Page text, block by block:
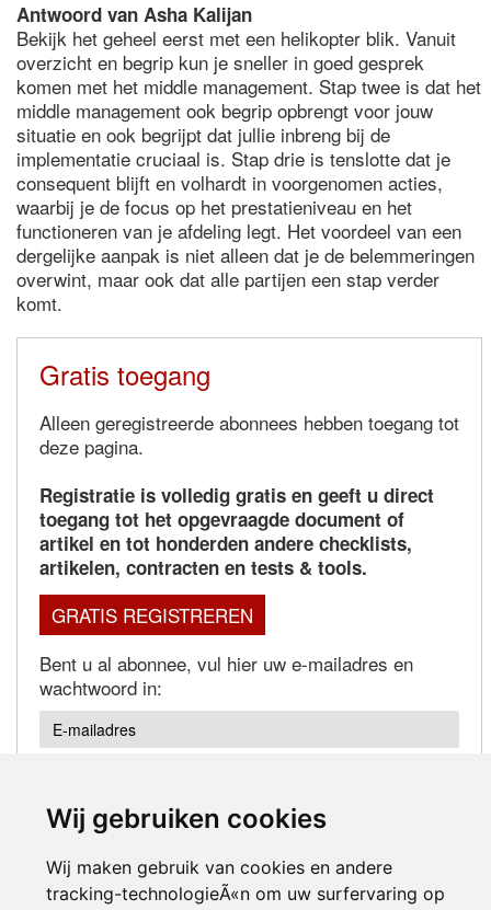
Wij gebruiken cookies
Wij maken gebruik van cookies en andere
tracking-technologieÃ«n om uw surfervaring op
Antwoord van Asha Kalijan
Bekijk het geheel eerst met een helikopter blik. Vanuit
overzicht en begrip kun je sneller in goed gesprek
komen met het middle management. Stap twee is dat het
middle management ook begrip opbrengt voor jouw
situatie en ook begrijpt dat jullie inbreng bij de
implementatie cruciaal is. Stap drie is tenslotte dat je
consequent blijft en volhardt in voorgenomen acties,
waarbij je de focus op het prestatieniveau en het
functioneren van je afdeling legt. Het voordeel van een
dergelijke aanpak is niet alleen dat je de belemmeringen
overwint, maar ook dat alle partijen een stap verder
komt.
Gratis toegang
Alleen geregistreerde abonnees hebben toegang tot
deze pagina.
Registratie is volledig gratis en geeft u direct
toegang tot het opgevraagde document of
artikel en tot honderden andere checklists,
artikelen, contracten en tests & tools.
GRATIS REGISTREREN
Bent u al abonnee, vul hier uw e-mailadres en
wachtwoord in:
Wachtwoord vergeten?